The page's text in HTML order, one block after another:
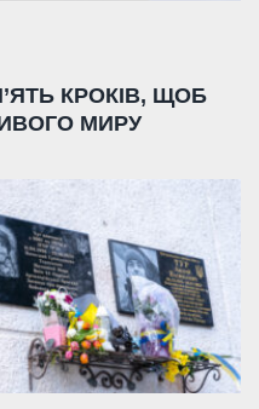
КРОКІВ, ЩОБ
МИРУ